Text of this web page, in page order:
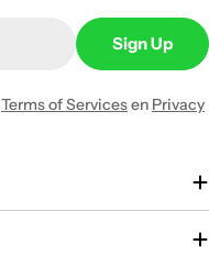
Sign Up
Terms of Servicesen Privacy